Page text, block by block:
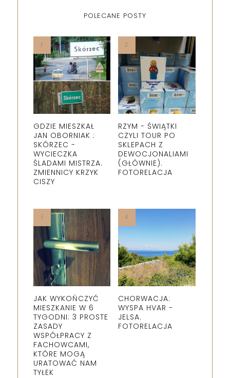
POLECANE POSTY
GDZIE MIESZKAŁ
JAN OBORNIAK :
SKÓRZEC -
WYCIECZKA
ŚLADAMI MISTRZA.
ZMIENNICY KRZYK
CISZY
RZYM - ŚWIĄTKI
CZYLI TOUR PO
SKLEPACH Z
DEWOCJONALIAMI
(GŁÓWNIE).
FOTORELACJA
JAK WYKOŃCZYĆ
MIESZKANIE W 6
TYGODNI: 3 PROSTE
ZASADY
WSPÓŁPRACY Z
FACHOWCAMI,
KTÓRE MOGĄ
URATOWAĆ NAM
TYŁEK
CHORWACJA:
WYSPA HVAR -
JELSA.
FOTORELACJA